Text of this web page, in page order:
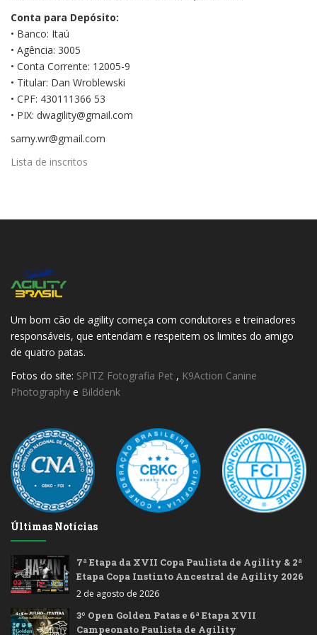
Conta para Depósito:
• Banco: Itaú
• Agência: 3005
• Conta Corrente: 12005-9
• Titular: Dan Wroblewski
• CPF: 430111366 53
• PIX: dwagility@gmail.com
samy.wr@gmail.com
Lista de inscritos
Um bom cão de agility começa com condutores e treinadores
responsáveis, que entendam e respeitem os limites do amigo
de quatro patas.
Fotos do site: SPITZ Fotografia Pet , K9Action Canine
Photography e Bilddenk
Últimas Notícias
7ª Etapa da XVII Copa Paulista de Agility & 2ª
Etapa Copa Instinto Ancestral de Agility 2026
2 de agosto de 2026
3º Open Golden Patas e 6ª Etapa XVII
Campeonato Paulista de Agility